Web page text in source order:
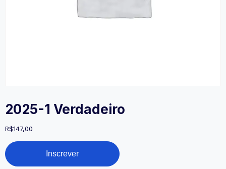
2025-1 Verdadeiro
R$147,00
2025-
1
Verdadeiro
Inscrever